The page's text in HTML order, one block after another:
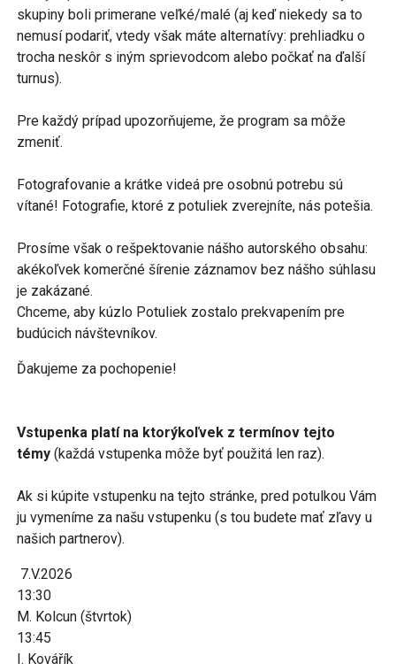
skupiny boli primerane veľké/malé (aj keď niekedy sa to
nemusí podariť, vtedy však máte alternatívy: prehliadku o
trocha neskôr s iným sprievodcom alebo počkať na ďalší
turnus).
Pre každý prípad upozorňujeme, že program sa môže
zmeniť.
Fotografovanie a krátke videá pre osobnú potrebu sú
vítané! Fotografie, ktoré z potuliek zverejníte, nás potešia.
Prosíme však o rešpektovanie nášho autorského obsahu:
akékoľvek komerčné šírenie záznamov bez nášho súhlasu
je zakázané.
Chceme, aby kúzlo Potuliek zostalo prekvapením pre
budúcich návštevníkov.
Ďakujeme za pochopenie!
Vstupenka platí na ktorýkoľvek z termínov tejto
témy (každá vstupenka môže byť použitá len raz).
Ak si kúpite vstupenku na tejto stránke, pred potulkou Vám
ju vymeníme za našu vstupenku (s tou budete mať zľavy u
našich partnerov).
7.V.2026
13:30
M. Kolcun (štvrtok)
13:45
I. Kovářík